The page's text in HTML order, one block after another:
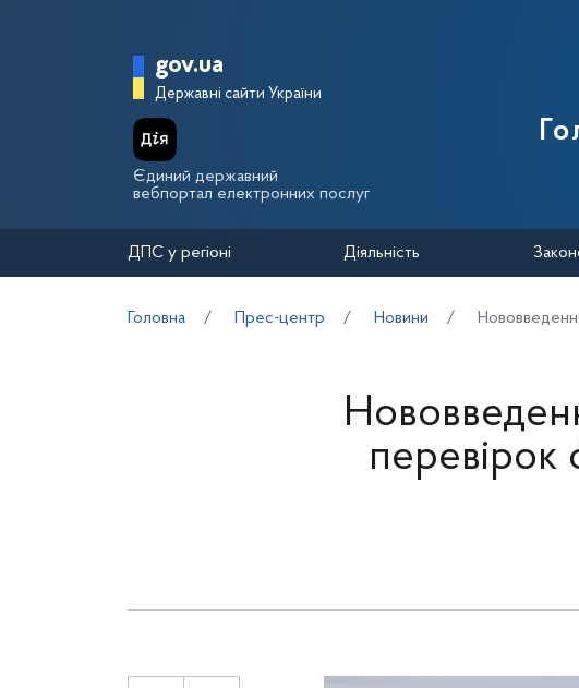
Головна сторінка Державної
gov.ua
Державні сайти України
Єдиний державний
вебпортал електронних послуг
ДПС у регіоні Діяльність
Головна Прес-центр Новини
перевірок